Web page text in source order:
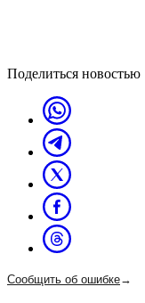
Поделиться новостью
Сообщить об ошибке→